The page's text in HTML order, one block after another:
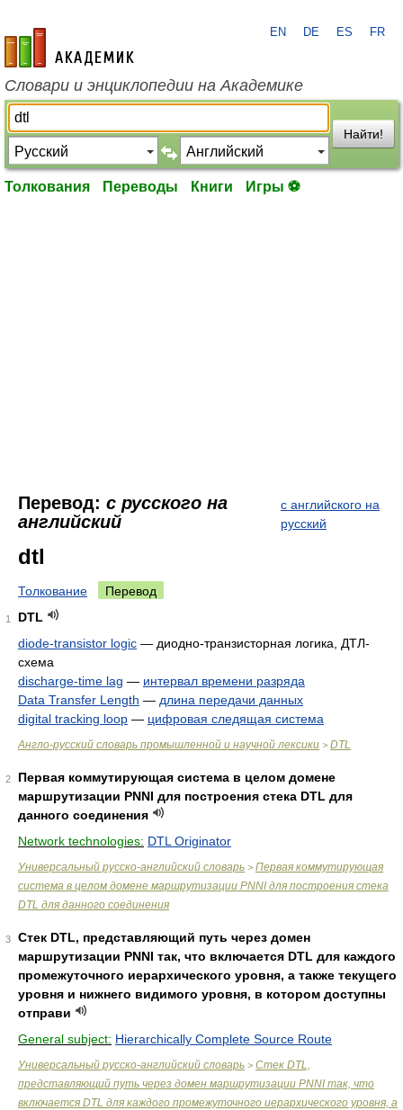
academic.ru
EN DE ES FR
Словари и энциклопедии на Академике
Найти!
Толкования Переводы Книги Игры ⚽
Перевод: с русского на
английский
с английского на
русский
dtl
Толкование Перевод
1
DTL
diode-transistor logic — диодно-транзисторная логика, ДТЛ-
схема
discharge-time lag — интервал времени разряда
Data Transfer Length — длина передачи данных
digital tracking loop — цифровая следящая система
Англо-русский словарь промышленной и научной лексики > DTL
2
Первая коммутирующая система в целом домене
маршрутизации PNNI для построения стека DTL для
данного соединения
Network technologies: DTL Originator
Универсальный русско-английский словарь > Первая коммутирующая
система в целом домене маршрутизации PNNI для построения стека
DTL для данного соединения
3
Стек DTL, представляющий путь через домен
маршрутизации PNNI так, что включается DTL для каждого
промежуточного иерархического уровня, а также текущего
уровня и нижнего видимого уровня, в котором доступны
отправи
General subject: Hierarchically Complete Source Route
Универсальный русско-английский словарь > Стек DTL,
представляющий путь через домен маршрутизации PNNI так, что
включается DTL для каждого промежуточного иерархического уровня, а